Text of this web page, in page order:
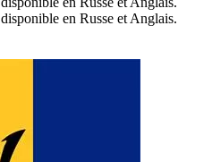
en Russe et Anglais.